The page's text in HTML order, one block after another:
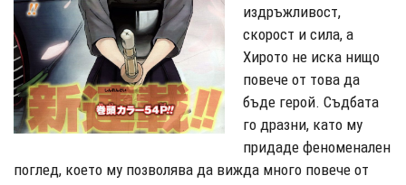
издръжливост,
скорост и сила, а
Хирото не иска нищо
повече от това да
бъде герой. Съдбата
го дразни, като му
придаде феноменален
поглед, което му позволява да вижда много повече от